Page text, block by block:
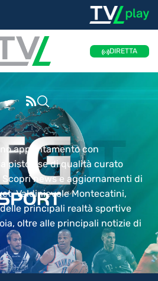
DIRETTA
appuntamento con
pistoiese di qualità curato
news e aggiornamenti di
Valdinievole Montecatini,
principali realtà sportive
oltre alle principali notizie di